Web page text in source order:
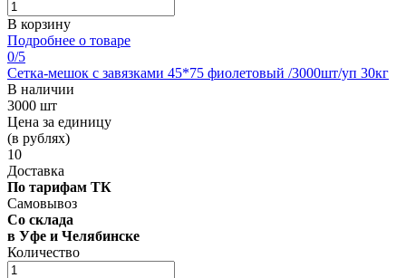
В корзину
Подробнее о товаре
0/5
Сетка-мешок с завязками 45*75 фиолетовый /3000шт/уп 30кг
В наличии
3000 шт
Цена за единицу
(в рублях)
10
Доставка
По тарифам ТК
Самовывоз
Со склада
в Уфе и Челябинске
Количество